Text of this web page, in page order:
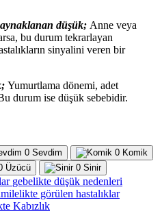
düşük; Anne veya
bu durum tekrarlayan
sinyalini veren bir
Yumurtlama dönemi, adet
durum ise düşük sebebidir.
0 Sevdim 0 Komik
Üzücü 0 Sinir
gebelikte düşük nedenleri
görülen hastalıklar
Kabızlık